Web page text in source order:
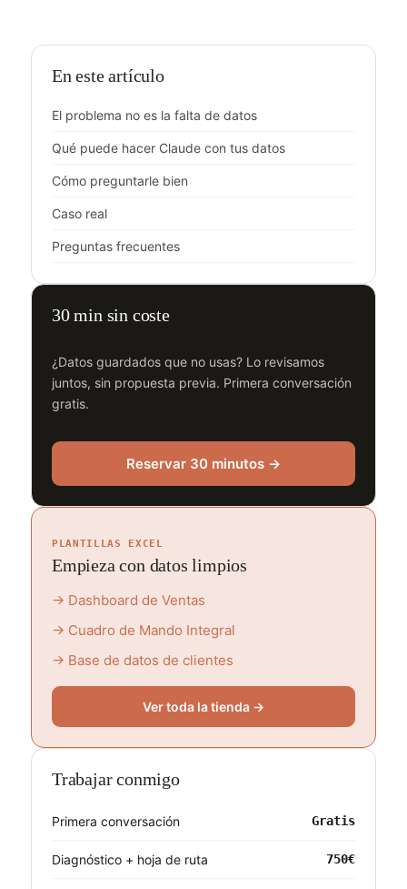
En este artículo
El problema no es la falta de datos
Qué puede hacer Claude con tus datos
Cómo preguntarle bien
Caso real
Preguntas frecuentes
30 min sin coste
¿Datos guardados que no usas? Lo revisamos
juntos, sin propuesta previa. Primera conversación
gratis.
Reservar 30 minutos →
PLANTILLAS EXCEL
Empieza con datos limpios
→ Dashboard de Ventas
→ Cuadro de Mando Integral
→ Base de datos de clientes
Ver toda la tienda →
Trabajar conmigo
Primera conversación Gratis
Diagnóstico + hoja de ruta 750€